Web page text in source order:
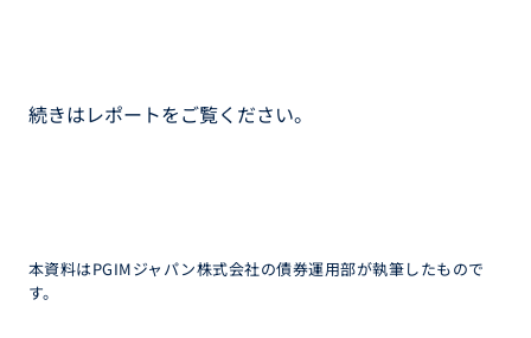
続きはレポートをご覧ください。
本資料はPGIMジャパン株式会社の債券運用部が執筆したもので
す。